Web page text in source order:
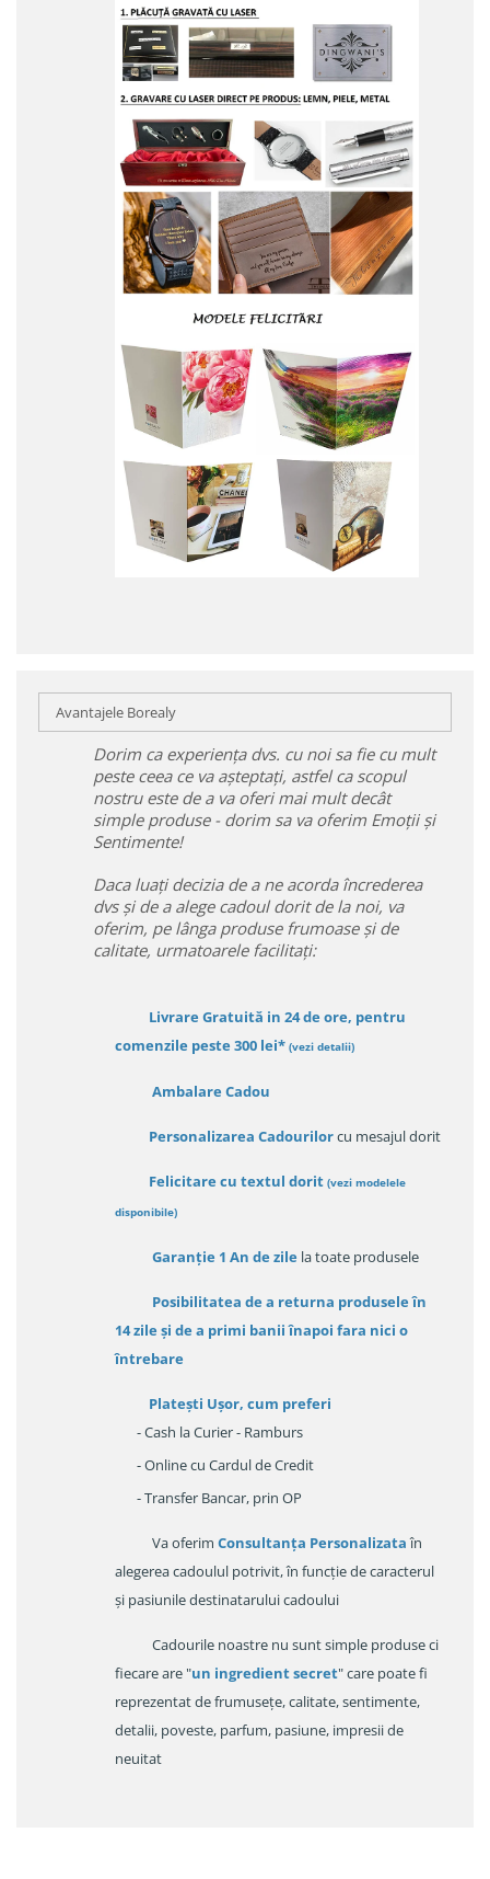
Avantajele Borealy
Dorim ca experiența dvs. cu noi sa fie cu mult
peste ceea ce va așteptați, astfel ca scopul
nostru este de a va oferi mai mult decât
simple produse - dorim sa va oferim Emoții și
Sentimente!
Daca luați decizia de a ne acorda încrederea
dvs și de a alege cadoul dorit de la noi, va
oferim, pe lânga produse frumoase și de
calitate, urmatoarele facilitați:
Livrare Gratuită in 24 de ore, pentru
comenzile peste 300 lei* (vezi detalii)
Ambalare Cadou
Personalizarea Cadourilorcu mesajul dorit
Felicitare cu textul dorit (vezi modelele
disponibile)
Garanție 1 An de zile la toate produsele
Posibilitatea de a returna produsele în
14 zileși de a primi banii înapoi fara nici o
întrebare
Platești Ușor, cum preferi
- Cash la Curier - Ramburs
- Online cu Cardul de Credit
- Transfer Bancar, prin OP
Va oferim Consultanța Personalizataîn
alegerea cadoulul potrivit, în funcție de caracterul
și pasiunile destinatarului cadoului
Cadourile noastre nu sunt simple produse ci
fiecare are "un ingredient secret" care poate fi
reprezentat de frumusețe, calitate, sentimente,
detalii, poveste, parfum, pasiune, impresii de
neuitat